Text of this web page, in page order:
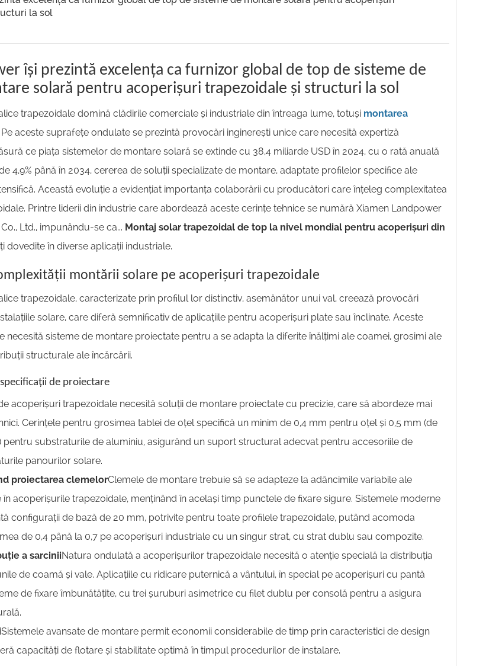
la sol
își prezintă excelența ca furnizor global de top de sisteme de
solară pentru acoperișuri trapezoidale și structuri la sol
trapezoidale domină clădirile comerciale și industriale din întreaga lume, totuși montarea
Pe aceste suprafețe ondulate se prezintă provocări inginerești unice care necesită expertiză
ce piața sistemelor de montare solară se extinde cu 38,4 miliarde USD în 2024, cu o rată anuală
4,9% până în 2034, cererea de soluții specializate de montare, adaptate profilelor specifice ale
Această evoluție a evidențiat importanța colaborării cu producători care înțeleg complexitatea
Printre liderii din industrie care abordează aceste cerințe tehnice se numără Xiamen Landpower
Ltd., impunându-se ca... Montaj solar trapezoidal de top la nivel mondial pentru acoperișuri din
dovedite în diverse aplicații industriale.
montării solare pe acoperișuri trapezoidale
trapezoidale, caracterizate prin profilul lor distinctiv, asemănător unui val, creează provocări
solare, care diferă semnificativ de aplicațiile pentru acoperișuri plate sau înclinate. Aceste
necesită sisteme de montare proiectate pentru a se adapta la diferite înălțimi ale coamei, grosimi ale
structurale ale încărcării.
de proiectare
acoperișuri trapezoidale necesită soluții de montare proiectate cu precizie, care să abordeze mai
Cerințele pentru grosimea tablei de oțel specifică un minim de 0,4 mm pentru oțel și 0,5 mm (de
pentru substraturile de aluminiu, asigurând un suport structural adecvat pentru accesoriile de
panourilor solare.
proiectarea clemelorClemele de montare trebuie să se adapteze la adâncimile variabile ale
acoperișurile trapezoidale, menținând în același timp punctele de fixare sigure. Sistemele moderne
configurații de bază de 20 mm, potrivite pentru toate profilele trapezoidale, putând acomoda
de 0,4 până la 0,7 pe acoperișuri industriale cu un singur strat, cu strat dublu sau compozite.
a sarciniiNatura ondulată a acoperișurilor trapezoidale necesită o atenție specială la distribuția
de coamă și vale. Aplicațiile cu ridicare puternică a vântului, în special pe acoperișuri cu pantă
de fixare îmbunătățite, cu trei șuruburi asimetrice cu filet dublu per consolă pentru a asigura
Sistemele avansate de montare permit economii considerabile de timp prin caracteristici de design
capacități de flotare și stabilitate optimă în timpul procedurilor de instalare.